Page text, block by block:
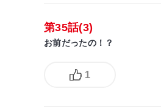
第35話(3)
お前だったの！？
1